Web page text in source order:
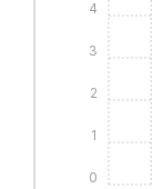
0
1
2
3
4